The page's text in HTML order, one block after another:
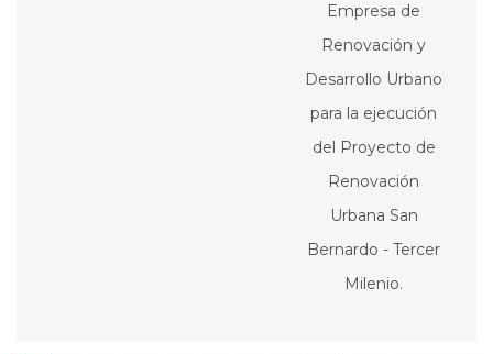
Empresa de
Renovación y
Desarrollo Urbano
para la ejecución
del Proyecto de
Renovación
Urbana San
Bernardo - Tercer
Milenio.